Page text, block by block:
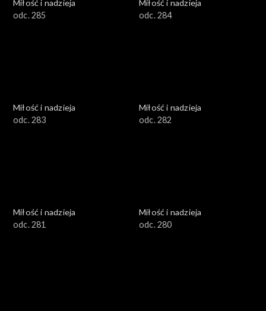
Miłość i nadzieja
odc. 285
Miłość i nadzieja
odc. 284
Miłość i nadzieja
odc. 283
Miłość i nadzieja
odc. 282
Miłość i nadzieja
odc. 281
Miłość i nadzieja
odc. 280